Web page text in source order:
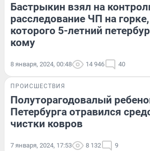
Бастрыкин взял на
расследование ЧП на
которого 5-летний
кому
8 января, 2024, 00:48 14 946 40
ПРОИСШЕСТВИЯ
Полуторагодовалый
Петербурга отравился
чистки ковров
7 января, 2024, 17:53 8 132 9